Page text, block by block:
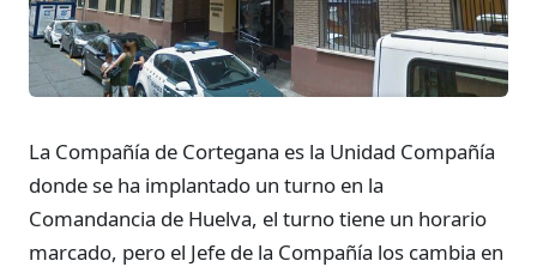
La Compañía de Cortegana es la Unidad Compañía
donde se ha implantado un turno en la
Comandancia de Huelva, el turno tiene un horario
marcado, pero el Jefe de la Compañía los cambia en